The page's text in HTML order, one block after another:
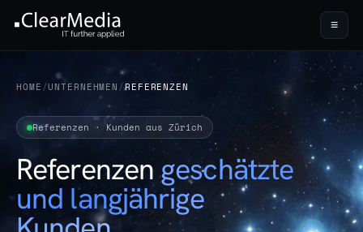
≡
HOME /UNTERNEHMEN /REFERENZEN
Referenzen · Kunden aus Zürich
Referenzengeschätzte
und langjährige